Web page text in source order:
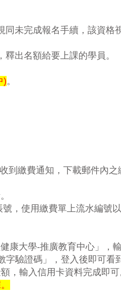
未完成報名手續，該資格
出名額給要上課的學員。
)。
到繳費通知，下載郵件內
，使用繳費單上流水編號以
康大學-推廣教育中心」，
字驗證碼」，登入後即可看
，輸入信用卡資料完成即可